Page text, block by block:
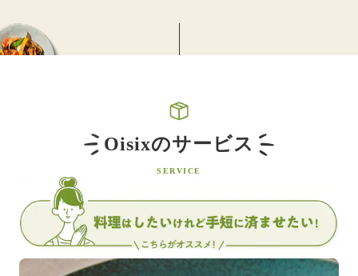
Oisixのサービス
SERVICE